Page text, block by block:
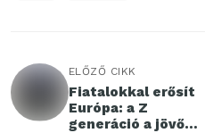
ELŐZŐ CIKK
Fiatalokkal erősít
Európa: a Z
generáció a jövő